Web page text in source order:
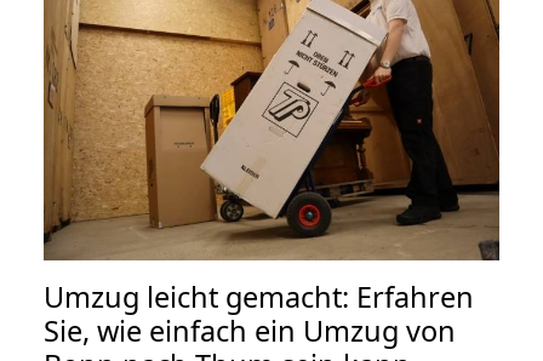
Umzug leicht gemacht: Erfahren
Sie, wie einfach ein Umzug von